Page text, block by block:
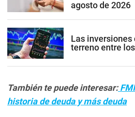
agosto de 2026
Las
terreno entre
También te puede interesar:
historia de deuda y más deuda